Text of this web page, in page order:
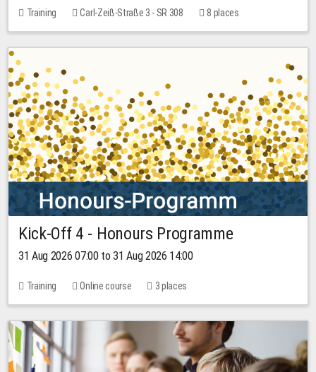
Training Carl-Zeiß-Straße 3 - SR 308 8 places
Kick-Off 4 - Honours Programme
31 Aug 2026 07:00 to 31 Aug 2026 14:00
Training Online course 3 places